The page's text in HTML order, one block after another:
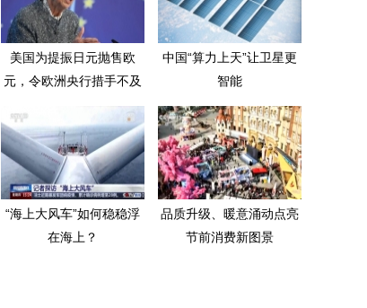
美国为提振日元抛售欧
元，令欧洲央行措手不及
中国“算力上天”让卫星更
智能
“海上大风车”如何稳稳浮
在海上？
品质升级、暖意涌动点亮
节前消费新图景